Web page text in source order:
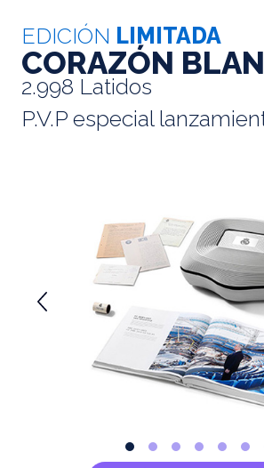
EDICIÓN LIMITADA
CORAZÓN
2.998 Latidos
P.V.P especial